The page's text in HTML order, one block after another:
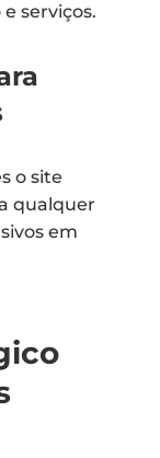
serviços.
o site
qualquer
em